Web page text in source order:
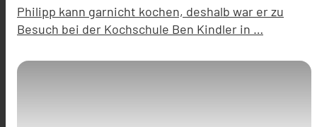
Philipp kann garnicht kochen, deshalb war er zu
Besuch bei der Kochschule Ben Kindler in …